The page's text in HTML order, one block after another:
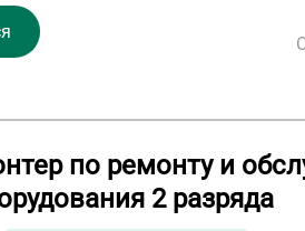
по ремонту и
2 разряда